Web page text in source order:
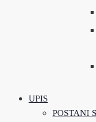
UPIS
POSTANI